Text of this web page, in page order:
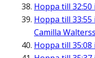
Hoppa till 32:50
Hoppa till 33:55
Camilla
Hoppa till 35:08